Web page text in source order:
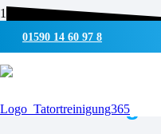
01590 14 60 97 8
UMWELTSCHONENDE